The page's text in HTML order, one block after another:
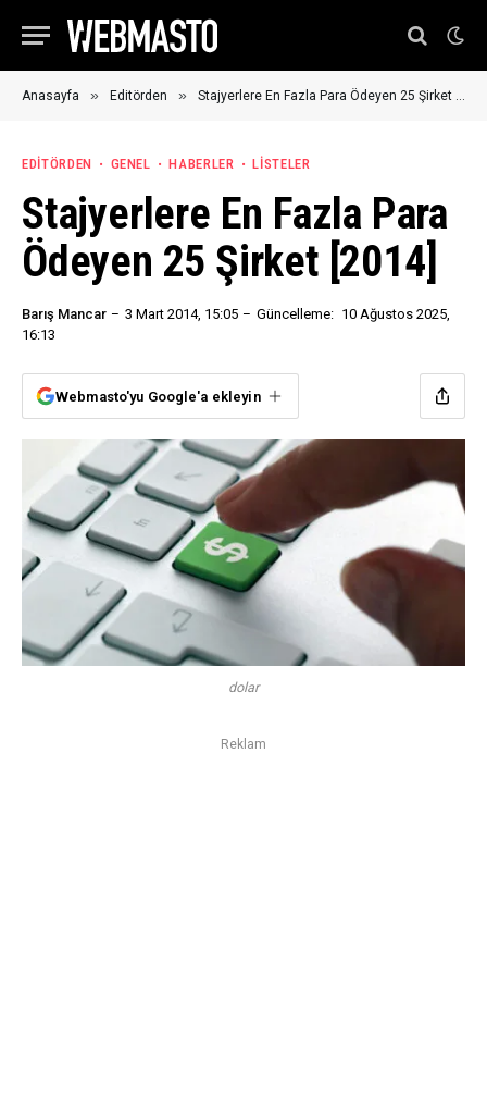
Anasayfa » Editörden » Stajyerlere En Fazla Para Ödeyen 25 Şirket [2014]
EDITÖRDEN GENEL HABERLER LISTELER
Stajyerlere En Fazla Para
Ödeyen 25 Şirket [2014]
Barış Mancar 3 Mart 2014, 15:05 Güncelleme: 10 Ağustos 2025,
16:13
Webmasto'yu Google'a ekleyin
dolar
Reklam